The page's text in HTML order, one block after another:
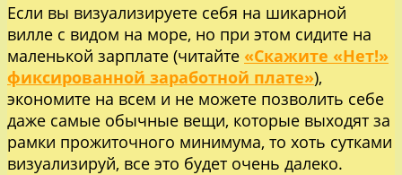
Если вы визуализируете себя на шикарной
вилле с видом на море, но при этом сидите на
маленькой зарплате (читайте «Скажите «Нет!»
фиксированной заработной плате»),
экономите на всем и не можете позволить себе
даже самые обычные вещи, которые выходят за
рамки прожиточного минимума, то хоть сутками
визуализируй, все это будет очень далеко.